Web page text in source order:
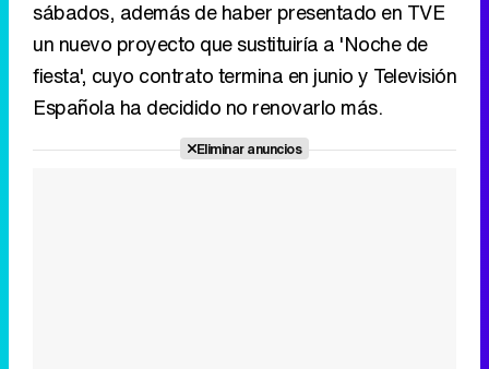
sábados, además de haber presentado en TVE
un nuevo proyecto que sustituiría a 'Noche de
fiesta', cuyo contrato termina en junio y Televisión
Española ha decidido no renovarlo más.
Eliminar anuncios